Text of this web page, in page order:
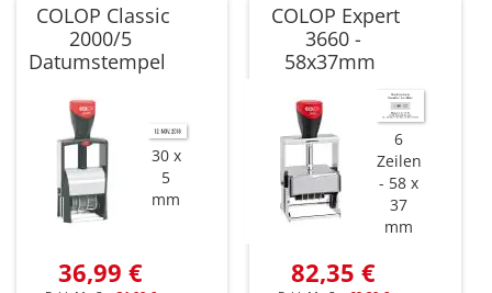
COLOP Classic
2000/5
Datumstempel
30 x
5
mm
36,99 €
COLOP Expert
3660 -
58x37mm
6
Zeilen
58 x
37
mm
82,35 €